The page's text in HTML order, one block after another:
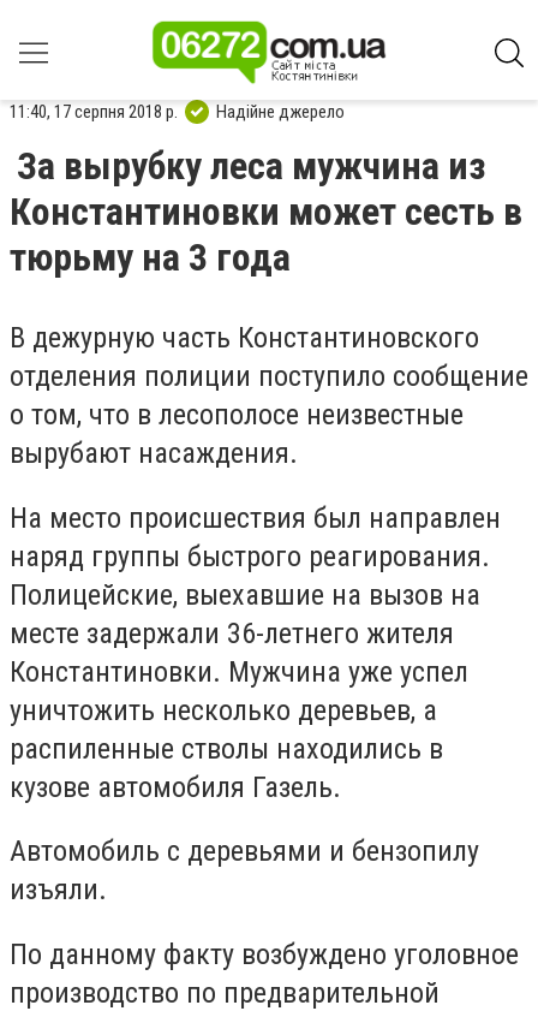
11:40, 17 серпня 2018 р. Надійне джерело
За вырубку леса мужчина из
Константиновки может сесть в
тюрьму на 3 года
В дежурную часть Константиновского
отделения полиции поступило сообщение
о том, что в лесополосе неизвестные
вырубают насаждения.
На место происшествия был направлен
наряд группы быстрого реагирования.
Полицейские, выехавшие на вызов на
месте задержали 36-летнего жителя
Константиновки. Мужчина уже успел
уничтожить несколько деревьев, а
распиленные стволы находились в
кузове автомобиля Газель.
Автомобиль с деревьями и бензопилу
изъяли.
По данному факту возбуждено уголовное
производство по предварительной